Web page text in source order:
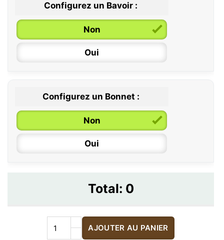
Configurez un Bavoir :
Non
Oui
Configurez un Bonnet :
Non
Oui
Total: 0
AJOUTER AU PANIER